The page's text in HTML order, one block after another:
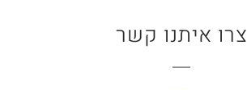
צרו איתנו קשר